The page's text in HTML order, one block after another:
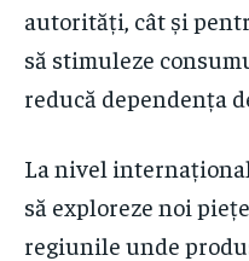
autorități, cât și
să stimuleze
reducă dependența
La nivel
să exploreze noi
regiunile unde